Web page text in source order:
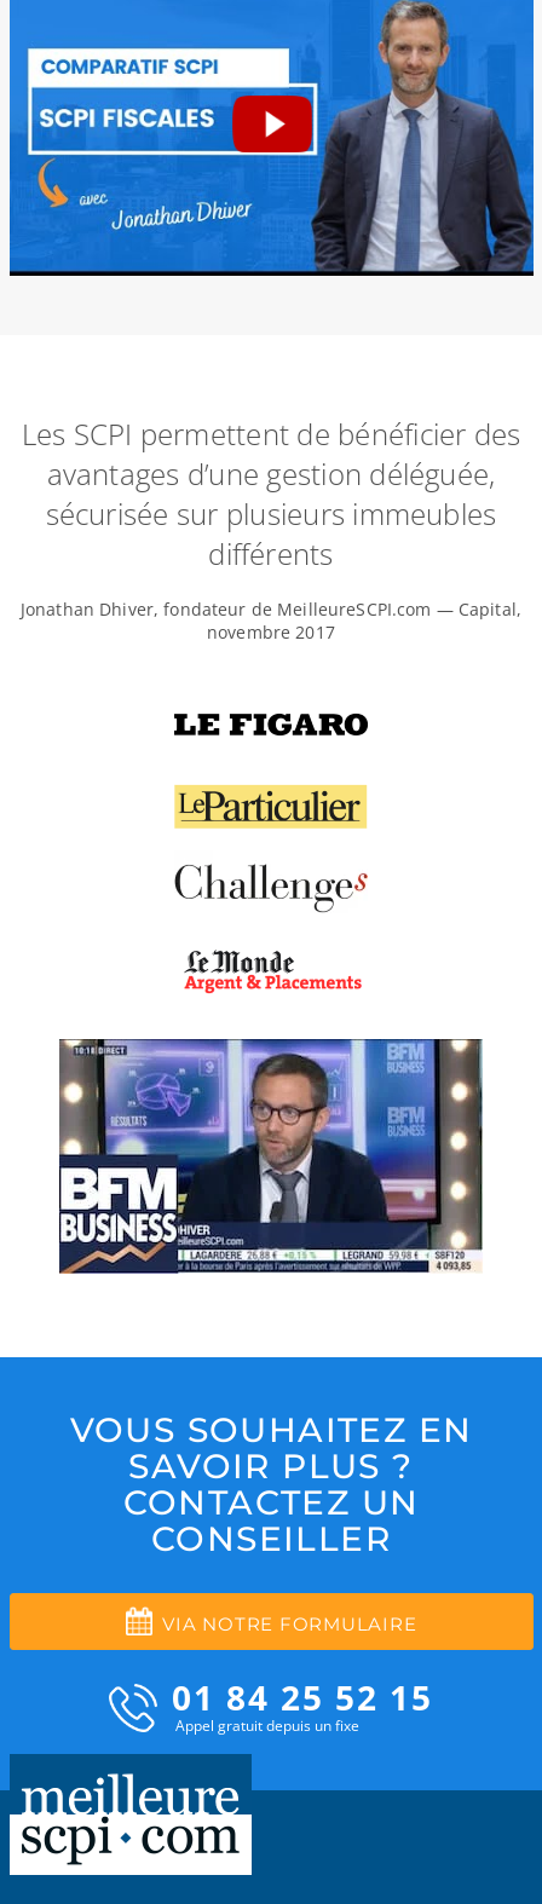
Les SCPI permettent de bénéficier des
avantages d’une gestion déléguée,
sécurisée sur plusieurs immeubles
différents
Jonathan Dhiver, fondateur de MeilleureSCPI.com — Capital,
novembre 2017
VOUS SOUHAITEZ EN
SAVOIR PLUS ?
CONTACTEZ UN
CONSEILLER
VIA NOTRE FORMULAIRE
01 84 25 52 15
Appel gratuit depuis un fixe